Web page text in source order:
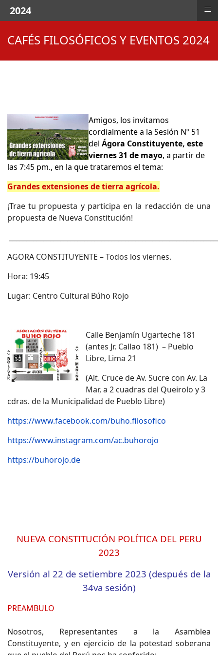
CAFÉS FILOSÓFICOS Y EVENTOS 2024
Amigos, los invitamos
cordialmente a la Sesión Nº 51
delÁgora Constituyente, este
viernes 31 de mayo, a partir de
las 7:45 pm., en la que trataremos el tema:
Grandes extensiones de tierra agrícola.
¡Trae tu propuesta y participa en la redacción de una
propuesta de Nueva Constitución!
AGORA CONSTITUYENTE – Todos los viernes.
Hora: 19:45
Lugar: Centro Cultural Búho Rojo
Calle Benjamín Ugarteche 181
(antes Jr. Callao 181) – Pueblo
Libre, Lima 21
(Alt. Cruce de Av. Sucre con Av. La
Mar, a 2 cuadras del Queirolo y 3
cdras. de la Municipalidad de Pueblo Libre)
https://www.facebook.com/buho.filosofico
https://www.instagram.com/ac.buhorojo
https://buhorojo.de
NUEVA CONSTITUCIÓN POLÍTICA DEL PERU
2023
Versión al 22 de setiembre 2023 (después de la
34va sesión)
PREAMBULO
Nosotros, Representantes a la Asamblea
Constituyente, y en ejercicio de la potestad soberana
2024 ≡